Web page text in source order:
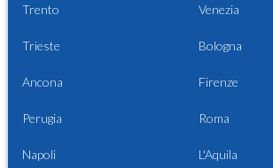
Trento Venezia
Trieste Bologna
Ancona Firenze
Perugia Roma
Napoli L'Aquila